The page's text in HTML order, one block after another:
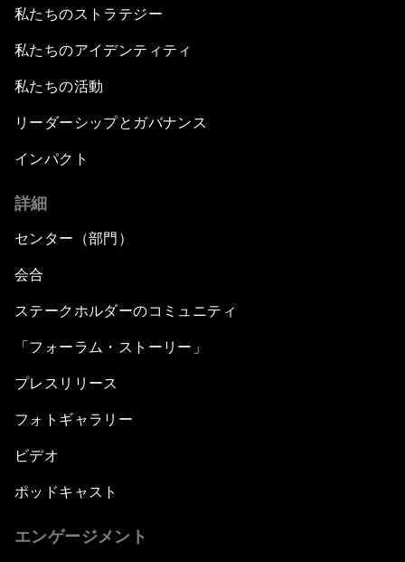
私たちのストラテジー
私たちのアイデンティティ
私たちの活動
リーダーシップとガバナンス
インパクト
詳細
センター（部門）
会合
ステークホルダーのコミュニティ
「フォーラム・ストーリー」
プレスリリース
フォトギャラリー
ビデオ
ポッドキャスト
エンゲージメント